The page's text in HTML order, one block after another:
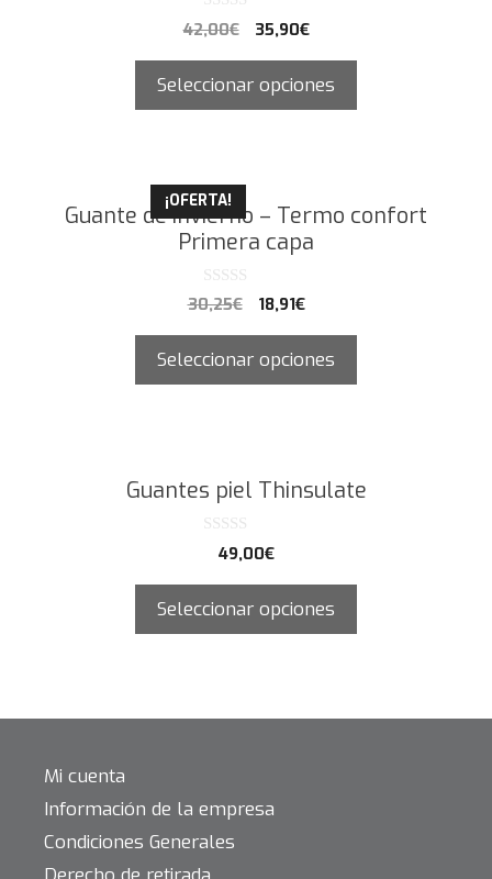
0
d
42,00€ 35,90€
Seleccionar opciones
¡OFERTA!
Guante de invierno – Termo confort
Primera capa
0
d
30,25€ 18,91€
Seleccionar opciones
Guantes piel Thinsulate
49,00€
Seleccionar opciones
Mi cuenta
Información de la empresa
Condiciones Generales